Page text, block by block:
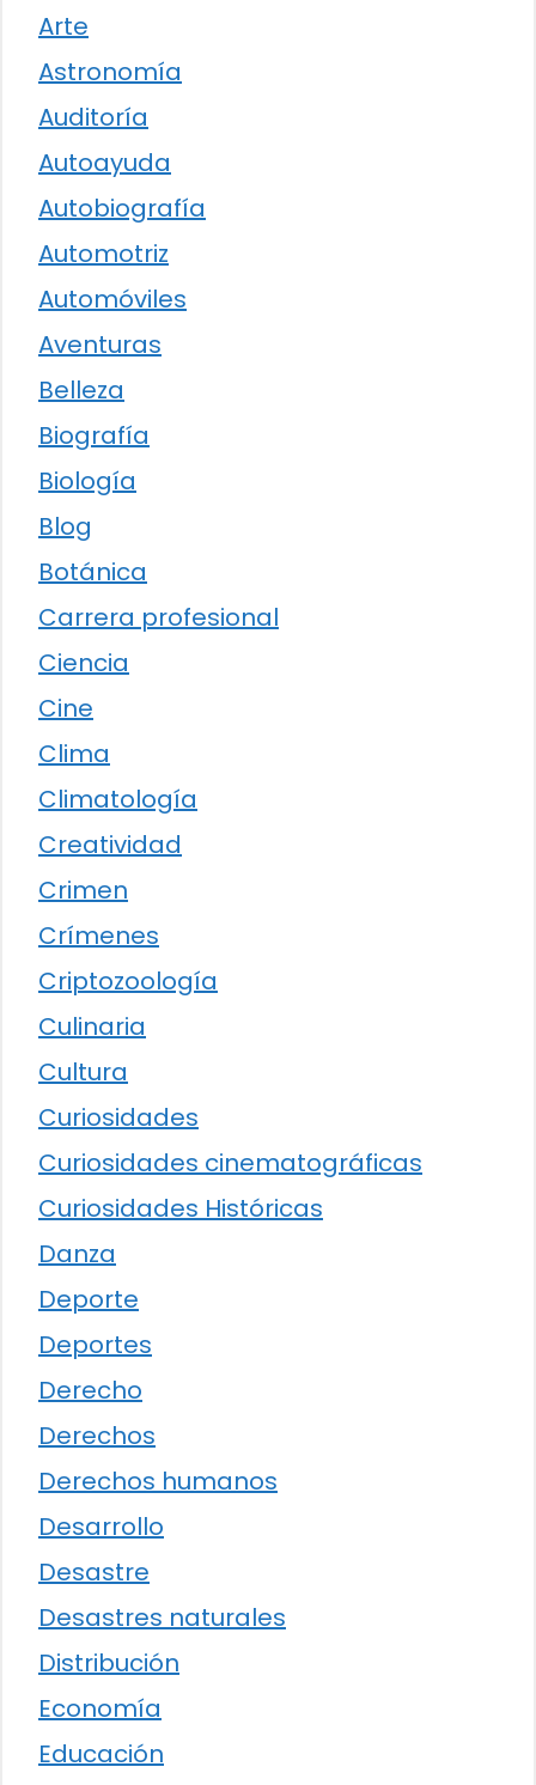
Arte
Astronomía
Auditoría
Autoayuda
Autobiografía
Automotriz
Automóviles
Aventuras
Belleza
Biografía
Biología
Blog
Botánica
Carrera profesional
Ciencia
Cine
Clima
Climatología
Creatividad
Crimen
Crímenes
Criptozoología
Culinaria
Cultura
Curiosidades
Curiosidades cinematográficas
Curiosidades Históricas
Danza
Deporte
Deportes
Derecho
Derechos
Derechos humanos
Desarrollo
Desastre
Desastres naturales
Distribución
Economía
Educación